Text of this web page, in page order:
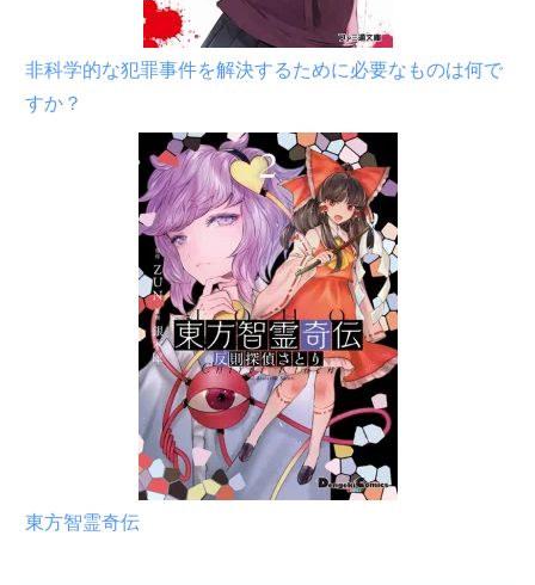
非科学的な犯罪事件を解決するために必要なものは何で
すか？
東方智霊奇伝